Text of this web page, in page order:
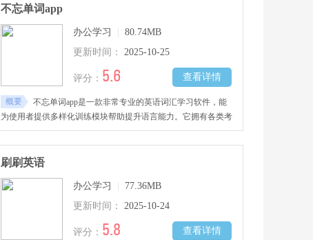
不忘单词app
办公学习
80.74MB
更新时间：
2025-10-25
查看详情
评分： 5.6
概要
不忘单词app是一款非常专业的英语词汇学习软件，能
为使用者提供多样化训练模块帮助提升语言能力。它拥有各类考
试要求、日常交流场景的词汇库，支持单词拼写检测、标准发音
模仿、语境例句记忆等多种学习方法，通过科学记忆曲线、个性
化复习计划强化长期记忆效果，满足不同水平使用者的英语提升
刷刷英语
办公学习
77.36MB
更新时间：
2025-10-24
查看详情
评分： 5.8